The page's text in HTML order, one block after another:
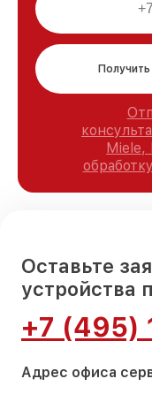
Miele,
Оставьте
устройства
+7 (495)
Адрес офиса